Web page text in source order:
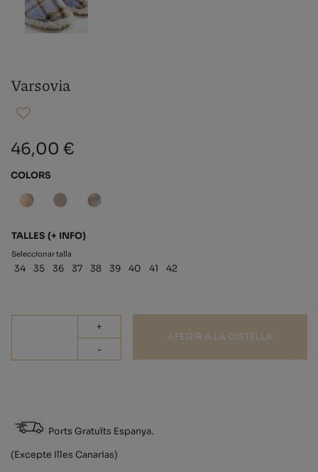
Varsovia
46,00 €
COLORS
TALLES (+ INFO)
Seleccionar talla
34 35 36 37 38 39 40 41 42
+
-
AFEGIR A LA CISTELLA
Ports Gratuïts Espanya.
(Excepte Illes Canarias)